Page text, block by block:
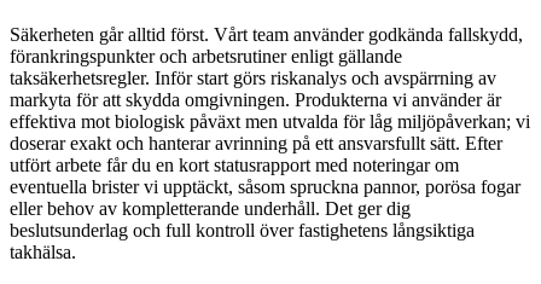
Säkerheten går alltid först. Vårt team använder godkända fallskydd,
förankringspunkter och arbetsrutiner enligt gällande
taksäkerhetsregler. Inför start görs riskanalys och avspärrning av
markyta för att skydda omgivningen. Produkterna vi använder är
effektiva mot biologisk påväxt men utvalda för låg miljöpåverkan; vi
doserar exakt och hanterar avrinning på ett ansvarsfullt sätt. Efter
utfört arbete får du en kort statusrapport med noteringar om
eventuella brister vi upptäckt, såsom spruckna pannor, porösa fogar
eller behov av kompletterande underhåll. Det ger dig
beslutsunderlag och full kontroll över fastighetens långsiktiga
takhälsa.